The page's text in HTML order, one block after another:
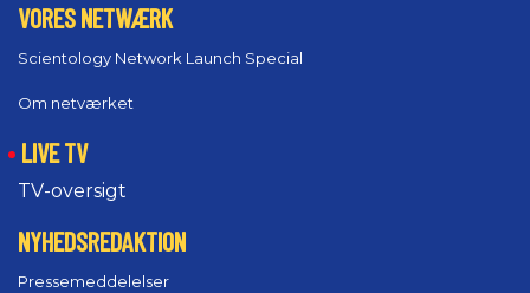
VORES NETWÆRK
Scientology Network Launch Special
Om netværket
LIVE TV
TV-oversigt
NYHEDSREDAKTION
Pressemeddelelser